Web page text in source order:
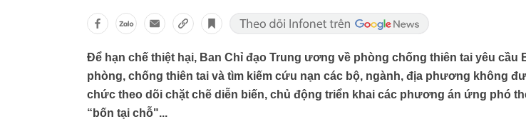
Để hạn chế thiệt hại, Ban Chỉ đạo Trung ương về phòng chống thiên tai yêu cầu
phòng, chống thiên tai và tìm kiếm cứu nạn các bộ, ngành, địa phương không
chức theo dõi chặt chẽ diễn biến, chủ động triển khai các phương án ứng phó
“bốn tại chỗ"...